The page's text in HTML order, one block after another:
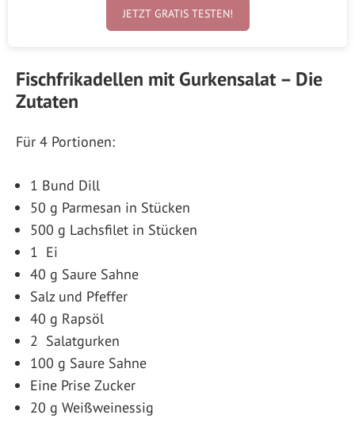
JETZT GRATIS TESTEN!
Fischfrikadellen mit Gurkensalat – Die
Zutaten
Für 4 Portionen:
1 Bund Dill
50 g Parmesan in Stücken
500 g Lachsfilet in Stücken
1 Ei
40 g Saure Sahne
Salz und Pfeffer
40 g Rapsöl
2 Salatgurken
100 g Saure Sahne
Eine Prise Zucker
20 g Weißweinessig